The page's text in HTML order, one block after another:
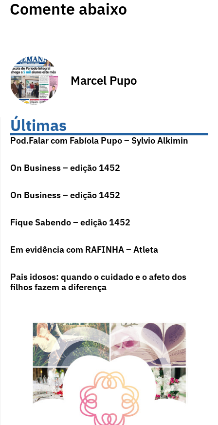
Comente abaixo
Marcel Pupo
Últimas
Pod.Falar com Fabíola Pupo – Sylvio Alkimin
On Business – edição 1452
On Business – edição 1452
Fique Sabendo – edição 1452
Em evidência com RAFINHA – Atleta
Pais idosos: quando o cuidado e o afeto dos
filhos fazem a diferença